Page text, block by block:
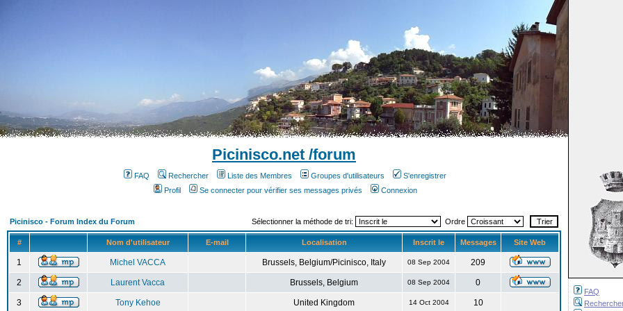
FAQ
Picinisco.net /forum
FAQ Rechercher Liste des Membres Groupes d'utilisateurs
S'enregistrer
Profil
Se connecter pour vérifier ses messages privés Connexion
Picinisco - Forum Index du Forum Sélectionner la méthode de tri: Ordre
# Nom d'utilisateur E-mail Localisation Inscrit le Messages Site Web
1 Michel VACCA Brussels, Belgium/Picinisco, Italy 08 Sep 2004 209
2 Laurent Vacca Brussels, Belgium 08 Sep 2004 0
3 Tony Kehoe United Kingdom 14 Oct 2004 10